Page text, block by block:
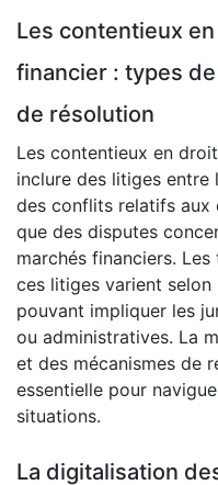
Les contentieux
financier : types
de résolution
Les contentieux en
inclure des litiges entre
des conflits relatifs aux
que des disputes
marchés financiers.
ces litiges varient
pouvant impliquer les
ou administratives. La
et des mécanismes de
essentielle pour
situations.
La digitalisation